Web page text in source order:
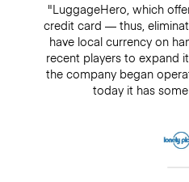
"LuggageHero, which
credit card — thus,
have local currency on
recent players to expand
the company began
today it has